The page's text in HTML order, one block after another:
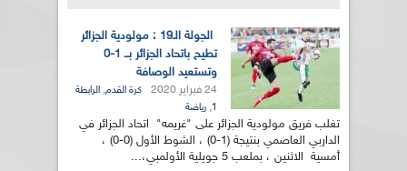
الجولة الـ19 : مولودية الجزائر
تطيح باتحاد الجزائر بــ 1-0
وتستعيد الوصافة
24 فبراير 2020 كرة القدم, الرابطة
1
, رياضة
تغلب فريق مولودية الجزائر على "غريمه" اتحاد الجزائر في
الداربي العاصمي بنتيجة (1-0) ، الشوط الأول (0-0) ،
أمسية الاثنين ، بملعب 5 جويلية الأولمبي،...